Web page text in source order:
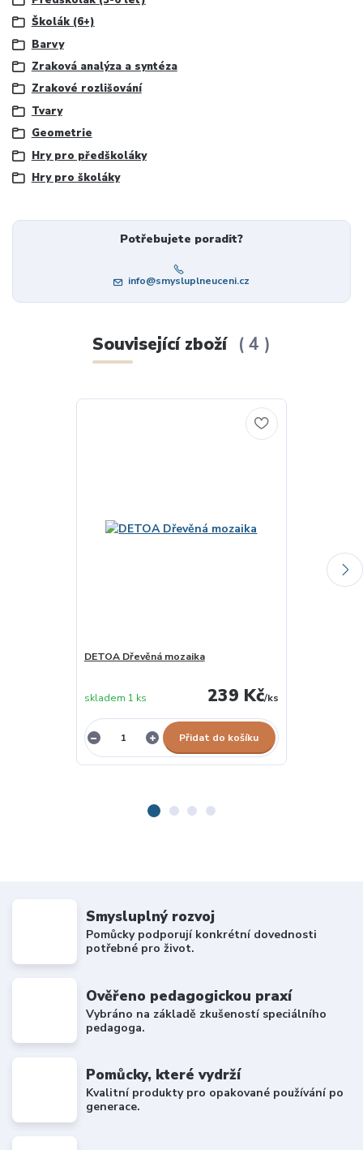
Školák (6+)
Barvy
Zraková analýza a syntéza
Zrakové rozlišování
Tvary
Geometrie
Hry pro předškoláky
Hry pro školáky
Potřebujete poradit?
info@smysluplneuceni.cz
Související zboží 4
DETOA Dřevěná mozaika
239 Kč/ks
skladem 1 ks
Přidat do košíku
Smysluplný rozvoj
Pomůcky podporují konkrétní dovednosti
potřebné pro život.
Ověřeno pedagogickou praxí
Vybráno na základě zkušeností speciálního
pedagoga.
Pomůcky, které vydrží
Kvalitní produkty pro opakované používání po
generace.